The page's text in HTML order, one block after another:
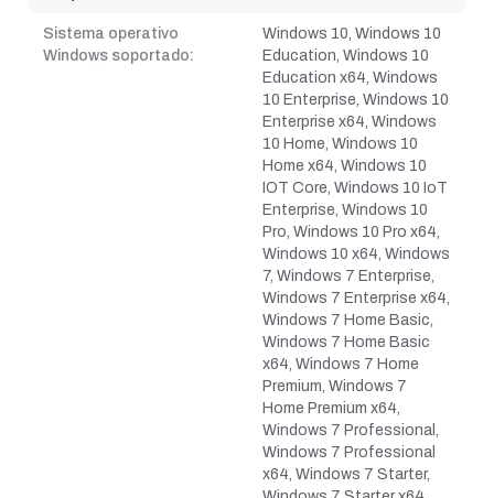
Sistema operativo
Windows soportado:
Windows 10, Windows 10
Education, Windows 10
Education x64, Windows
10 Enterprise, Windows 10
Enterprise x64, Windows
10 Home, Windows 10
Home x64, Windows 10
IOT Core, Windows 10 IoT
Enterprise, Windows 10
Pro, Windows 10 Pro x64,
Windows 10 x64, Windows
7, Windows 7 Enterprise,
Windows 7 Enterprise x64,
Windows 7 Home Basic,
Windows 7 Home Basic
x64, Windows 7 Home
Premium, Windows 7
Home Premium x64,
Windows 7 Professional,
Windows 7 Professional
x64, Windows 7 Starter,